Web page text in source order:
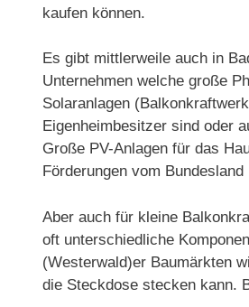
kaufen können.
Es gibt mittlerweile auch in
Unternehmen welche große
Solaranlagen
Eigenheimbesitzer sind oder
Große PV-Anlagen für das
Förderungen vom
Aber auch für kleine
oft unterschiedliche
(Westerwald)er Baumärkten
die Steckdose stecken kann.